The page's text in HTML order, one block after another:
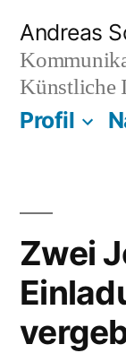
Inhalt
springen
Andreas
Künstliche
Profil
Zwei